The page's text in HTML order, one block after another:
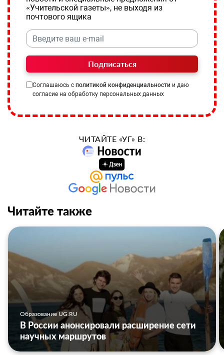
«Учительской газеты», не выходя из
почтового ящика
Подписаться
Соглашаюсь с политикой конфиденциальности и даю
согласие на обработку персональных данных
ЧИТАЙТЕ «УГ» В:
Читайте также
Образование UG.RU
В России анонсировали расширение сети
научных маршрутов